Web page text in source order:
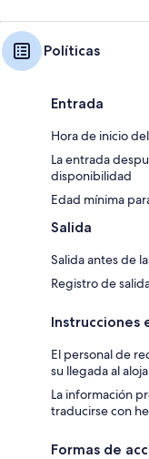
Políticas
Entrada
Hora de inicio
La entrada
disponibilidad
Edad mínima
Salida
Salida antes de
Registro de
Instrucciones
El personal de
su llegada al
La información
traducirse con
Formas de